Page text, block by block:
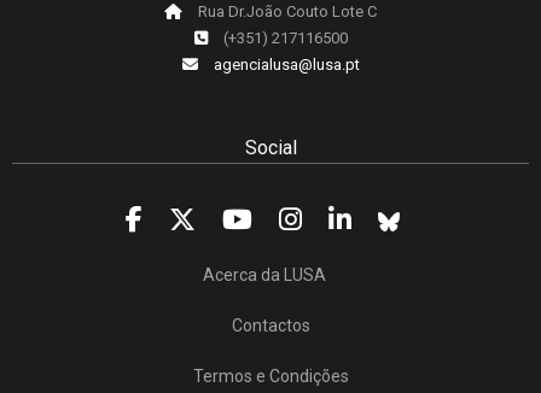
Rua Dr.João Couto Lote C
(+351) 217116500
agencialusa@lusa.pt
Social
Acerca da LUSA
Contactos
Termos e Condições